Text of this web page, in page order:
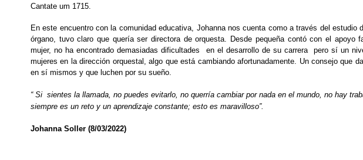
Cantate um 1715.
En este encuentro con la comunidad educativa, Johanna nos cuenta como a través del estudio
órgano, tuvo claro que quería ser directora de orquesta. Desde pequeña contó con el
mujer, no ha encontrado demasiadas dificultades en el desarrollo de su carrera pero sí un
mujeres en la dirección orquestal, algo que está cambiando afortunadamente. Un consejo que
en sí mismos y que luchen por su sueño.
“ Si sientes la llamada, no puedes evitarlo, no querría cambiar por nada en el mundo, no hay
siempre es un reto y un aprendizaje constante; esto es maravilloso”.
Johanna Soller (8/03/2022)